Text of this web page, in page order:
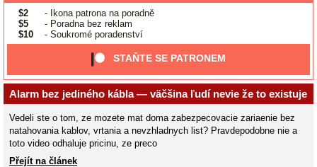
$2
- Ikona patrona na poradně
$5
- Poradna bez reklam
$10
- Soukromé poradenství
STAŇTE SE PATRONEM
Alarm bez jediného kábla — väčšina ľudí nevie že to existuje
Vedeli ste o tom, ze mozete mat doma zabezpecovacie zariaenie bez
natahovania kablov, vrtania a nevzhladnych list? Pravdepodobne nie a
toto video odhaluje pricinu, ze preco
Přejít na článek